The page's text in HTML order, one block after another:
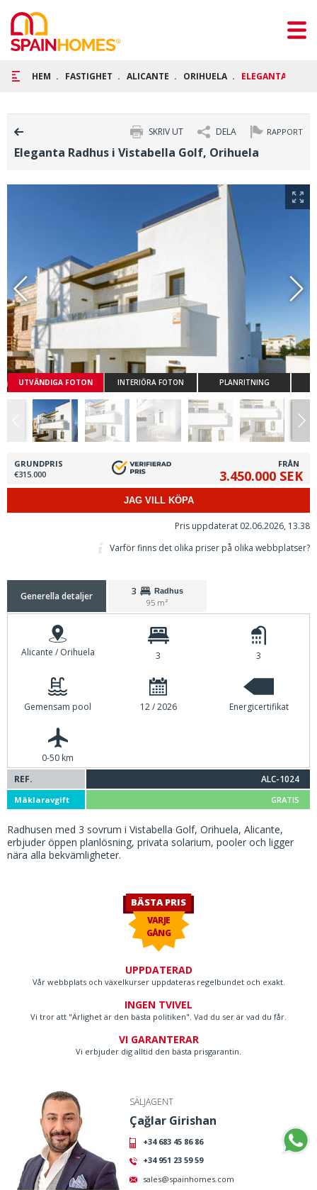
HEM FASTIGHET ALICANTE ORIHUELA ELEGANTA
RAPPORT
DELA
SKRIV UT
Eleganta Radhus i Vistabella Golf, Orihuela
UTVÄNDIGA FOTON INTERIÖRA FOTON PLANRITNING
GRUNDPRIS
€315.000
FRÅN
3.450.000 SEK
JAG VILL KÖPA
Pris uppdaterat 02.06.2026, 13.38
Varför finns det olika priser på olika webbplatser?
Generella detaljer 3 Radhus
95 m²
Alicante / Orihuela 3 3
Gemensam pool 12 / 2026 Energicertifikat
0-50 km
REF.
ALC-1024
Mäklaravgift GRATIS
Radhusen med 3 sovrum i Vistabella Golf, Orihuela, Alicante,
erbjuder öppen planlösning, privata solarium, pooler och ligger
nära alla bekvämligheter.
BÄSTA PRIS
VARJE
GÅNG
UPPDATERAD
Vår webbplats och växelkurser uppdateras regelbundet och exakt.
INGEN TVIVEL
Vi tror att "Ärlighet är den bästa politiken". Vad du ser är vad du får.
VI GARANTERAR
Vi erbjuder dig alltid den bästa prisgarantin.
SÄLJAGENT
Çağlar Girishan
+34 683 45 86 86
+34 951 23 59 59
sales@spainhomes.com